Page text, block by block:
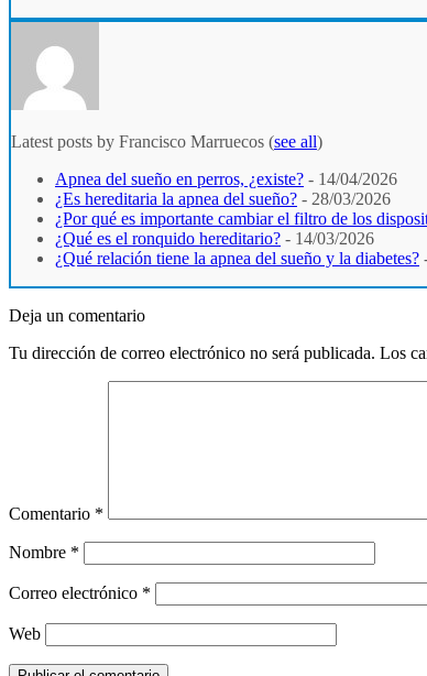
Latest posts by Francisco Marruecos (see all)
Apnea del sueño en perros, ¿existe? - 14/04/2026
¿Es hereditaria la apnea del sueño? - 28/03/2026
¿Por qué es importante cambiar el filtro de los
¿Qué es el ronquido hereditario? - 14/03/2026
¿Qué relación tiene la apnea del sueño y la diabetes?
Deja un comentario
Tu dirección de correo electrónico no será publicada. Los
Comentario *
Nombre *
Correo electrónico *
Web